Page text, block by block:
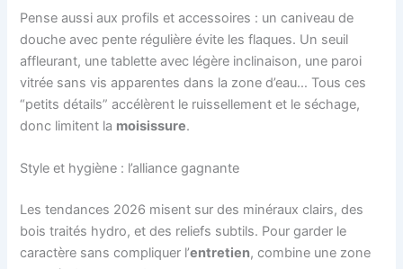
Pense aussi aux profils et accessoires : un caniveau de
douche avec pente régulière évite les flaques. Un seuil
affleurant, une tablette avec légère inclinaison, une paroi
vitrée sans vis apparentes dans la zone d’eau… Tous ces
“petits détails” accélèrent le ruissellement et le séchage,
donc limitent la moisissure.
Style et hygiène : l’alliance gagnante
Les tendances 2026 misent sur des minéraux clairs, des
bois traités hydro, et des reliefs subtils. Pour garder le
caractère sans compliquer l’entretien, combine une zone